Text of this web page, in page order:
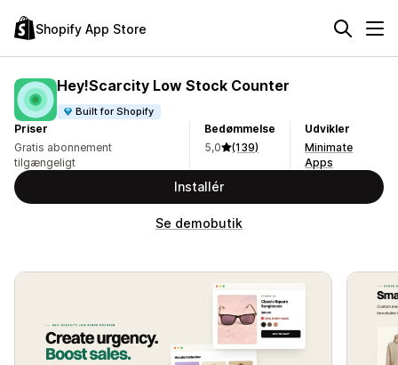
Shopify App Store
Hey!Scarcity Low Stock Counter
Built for Shopify
Priser
Gratis abonnement
tilgængeligt
Bedømmelse
5,0
(139)
Udvikler
Minimate
Apps
Installér
Se demobutik